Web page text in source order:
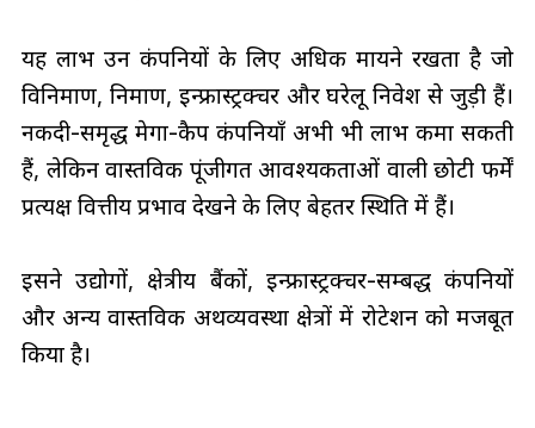
यह लाभ उन कंपनियों के लिए अधिक मायने रखता है जो
विनिर्माण, निर्माण, इन्फ्रास्ट्रक्चर और घरेलू निवेश से जुड़ी हैं।
नकदी-समृद्ध मेगा-कैप कंपनियाँ अभी भी लाभ कमा सकती
हैं, लेकिन वास्तविक पूंजीगत आवश्यकताओं वाली छोटी फर्में
प्रत्यक्ष वित्तीय प्रभाव देखने के लिए बेहतर स्थिति में हैं।
इसने उद्योगों, क्षेत्रीय बैंकों, इन्फ्रास्ट्रक्चर-सम्बद्ध कंपनियों
और अन्य वास्तविक अर्थव्यवस्था क्षेत्रों में रोटेशन को मजबूत
किया है।